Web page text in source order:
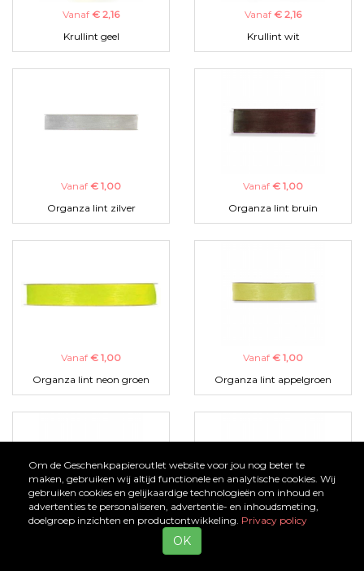
Vanaf € 2,16
Krullint geel
Vanaf € 2,16
Krullint wit
Vanaf € 1,00
Organza lint zilver
Vanaf € 1,00
Organza lint bruin
Vanaf € 1,00
Organza lint neon groen
Vanaf € 1,00
Organza lint appelgroen
Vanaf Vanaf€ 1,00
Om de Geschenkpapieroutlet website voor jou nog beter te
maken, gebruiken wij altijd functionele en analytische cookies. Wij
gebruiken cookies en gelijkaardige technologieën om inhoud en
advertenties te personaliseren, advertentie- en inhoudsmeting,
doelgroep inzichten en productontwikkeling. Privacy policy
OK